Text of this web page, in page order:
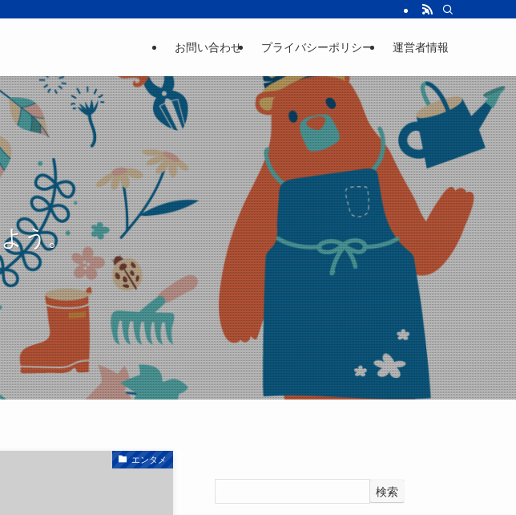
お問い合わせ プライバシーポリシー 運営者情報
う。
エンタメ
検索